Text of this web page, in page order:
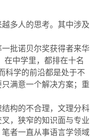
多人的思考。其中涉及
批诺贝尔奖获得者来华
在中学里，都排在十名
科学的前沿都是处于不
满意一个解决方案；重
构的不合理，文理分科
，狭窄的知识面与专业
者一直从事语言学领域